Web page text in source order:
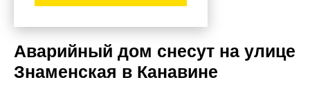
Аварийный дом снесут на улице
Знаменская в Канавине